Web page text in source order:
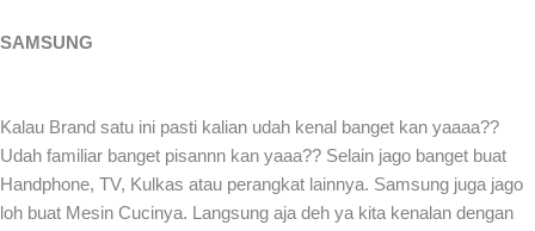
SAMSUNG
Kalau Brand satu ini pasti kalian udah kenal banget kan yaaaa??
Udah familiar banget pisannn kan yaaa?? Selain jago banget buat
Handphone, TV, Kulkas atau perangkat lainnya. Samsung juga jago
loh buat Mesin Cucinya. Langsung aja deh ya kita kenalan dengan